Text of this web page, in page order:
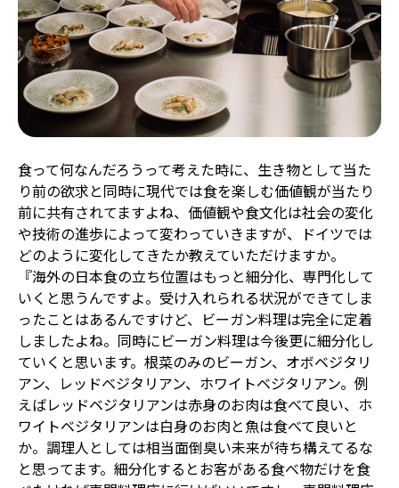
食って何なんだろうって考えた時に、生き物として当た
り前の欲求と同時に現代では食を楽しむ価値観が当たり
前に共有されてますよね、価値観や食文化は社会の変化
や技術の進歩によって変わっていきますが、ドイツでは
どのように変化してきたか教えていただけますか。
『海外の日本食の立ち位置はもっと細分化、専門化して
いくと思うんですよ。受け入れられる状況ができてしま
ったことはあるんですけど、ビーガン料理は完全に定着
しましたよね。同時にビーガン料理は今後更に細分化し
ていくと思います。根菜のみのビーガン、オボベジタリ
アン、レッドベジタリアン、ホワイトベジタリアン。例
えばレッドベジタリアンは赤身のお肉は食べて良い、ホ
ワイトベジタリアンは白身のお肉と魚は食べて良いと
か。調理人としては相当面倒臭い未来が待ち構えてるな
と思ってます。細分化するとお客がある食べ物だけを食